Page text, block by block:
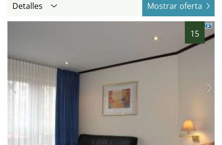
Detalles Mostrar oferta
15